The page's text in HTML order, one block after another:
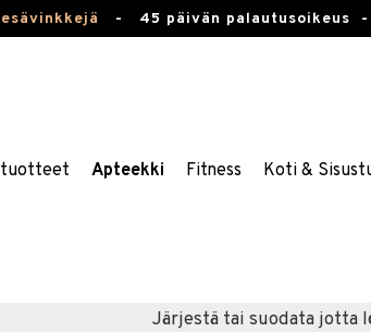
- 45 päivän palautusoikeus -
Apteekki Fitness Koti &
Järjestä tai suodata jotta